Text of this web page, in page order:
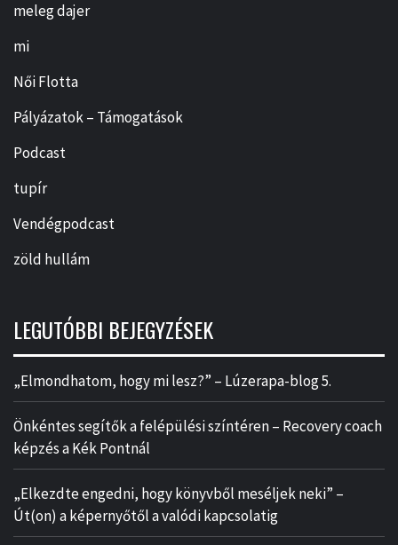
meleg dajer
mi
Női Flotta
Pályázatok – Támogatások
Podcast
tupír
Vendégpodcast
zöld hullám
LEGUTÓBBI BEJEGYZÉSEK
„Elmondhatom, hogy mi lesz?” – Lúzerapa-blog 5.
Önkéntes segítők a felépülési színtéren – Recovery coach
képzés a Kék Pontnál
„Elkezdte engedni, hogy könyvből meséljek neki” –
Út(on) a képernyőtől a valódi kapcsolatig